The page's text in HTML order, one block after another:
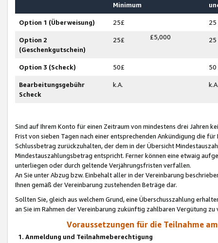
Minimum
Option 1 (Überweisung) 25£ 25
Option 2
(Geschenkgutschein)
25£ £5,000 25
Option 3 (Scheck) 50£ 50
Bearbeitungsgebühr
Scheck
k.A.
Sind auf Ihrem Konto für einen Zeitraum von mindestens drei Jahren
Frist von sieben Tagen nach einer entsprechenden Ankündigung die
Schlussbetrag zurückzuhalten, der dem in der Übersicht
Mindestauszahlungsbetrag entspricht. Ferner können eine etwaig
unterliegen oder durch geltende Verjährungsfristen verfallen.
An Sie unter Abzug bzw. Einbehalt aller in der Vereinbarung
Ihnen gemäß der Vereinbarung zustehenden Beträge dar.
Sollten Sie, gleich aus welchem Grund, eine Überschusszahlung
an Sie im Rahmen der Vereinbarung zukünftig zahlbaren Vergütung zu
Voraussetzungen für die Teilnahme
1. Anmeldung und Teilnahmeberechtigung